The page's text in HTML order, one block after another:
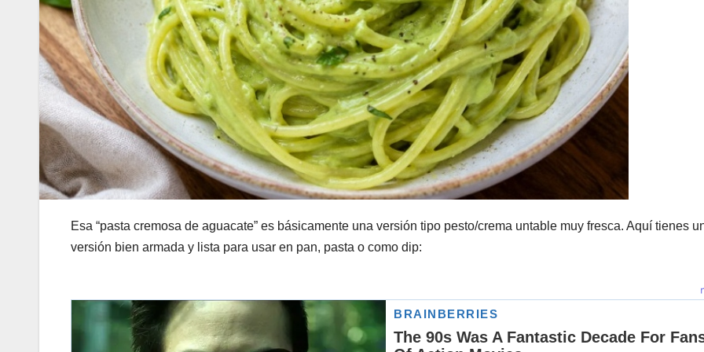
Esa “pasta cremosa de aguacate” es básicamente una versión tipo pesto/crema untable muy fresca. Aquí tienes
versión bien armada y lista para usar en pan, pasta o como dip: